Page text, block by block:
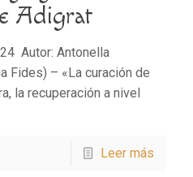
Adigrat
Autor: Antonella
Fides) – «La curación de
la recuperación a nivel
Leer más